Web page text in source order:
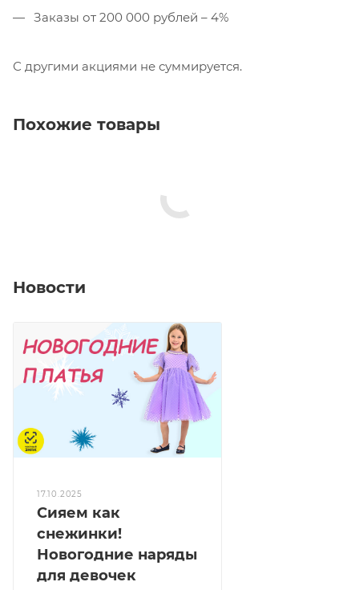
Заказы от 200 000 рублей – 4%
С другими акциями не суммируется.
Похожие товары
Новости
17.10.2025
Сияем как
снежинки!
Новогодние наряды
для девочек